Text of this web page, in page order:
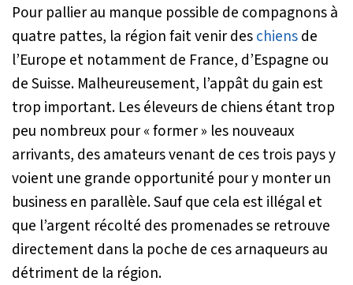
Pour pallier au manque possible de compagnons à
quatre pattes, la région fait venir deschiensde
l’Europe et notamment de France, d’Espagne ou
de Suisse. Malheureusement, l’appât du gain est
trop important. Les éleveurs de chiens étant trop
peu nombreux pour « former » les nouveaux
arrivants, des amateurs venant de ces trois pays y
voient une grande opportunité pour y monter un
business en parallèle. Sauf que cela est illégal et
que l’argent récolté des promenades se retrouve
directement dans la poche de ces arnaqueurs au
détriment de la région.